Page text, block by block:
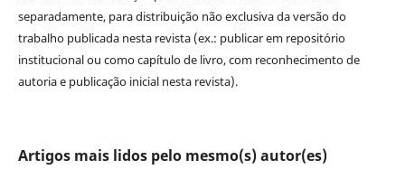
separadamente, para distribuição não exclusiva da versão do
trabalho publicada nesta revista (ex.: publicar em repositório
institucional ou como capítulo de livro, com reconhecimento de
autoria e publicação inicial nesta revista).
Artigos mais lidos pelo mesmo(s) autor(es)